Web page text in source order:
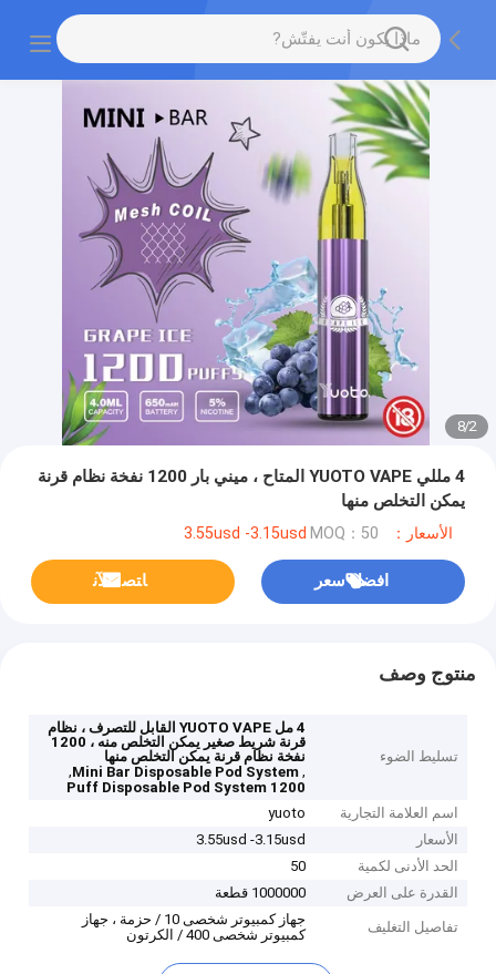
2
/
8
4 مللي YUOTO VAPE المتاح ، ميني بار 1200 نفخة نظام قرنة
يمكن التخلص منها
الأسعار：3.55usd -3.15usd MOQ：50
افضل سعر ﺎﺘﺼﻟ ﺍﻶﻧ
منتوج وصف
تسليط الضوء
4 مل YUOTO VAPE القابل للتصرف ، نظام
قرنة شريط صغير يمكن التخلص منه ، 1200
نفخة نظام قرنة يمكن التخلص منها
,
Mini Bar Disposable Pod System
,
1200 Puff Disposable Pod System
اسم العلامة التجارية
yuoto
الأسعار
3.55usd -3.15usd
الحد الأدنى لكمية
50
القدرة على العرض
1000000 قطعة
تفاصيل التغليف
جهاز كمبيوتر شخصى 10 / حزمة ، جهاز
كمبيوتر شخصى 400 / الكرتون